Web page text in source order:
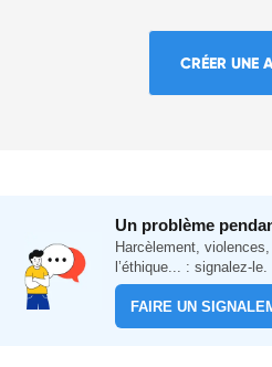
CRÉER UNE
Un problème
Harcèlement,
l’éthique... : signalez-le.
FAIRE UN